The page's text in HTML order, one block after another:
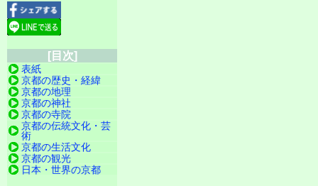
[目次]
表紙
京都の歴史・経緯
京都の地理
京都の神社
京都の寺院
京都の伝統文化・芸
術
京都の生活文化
京都の観光
日本・世界の京都